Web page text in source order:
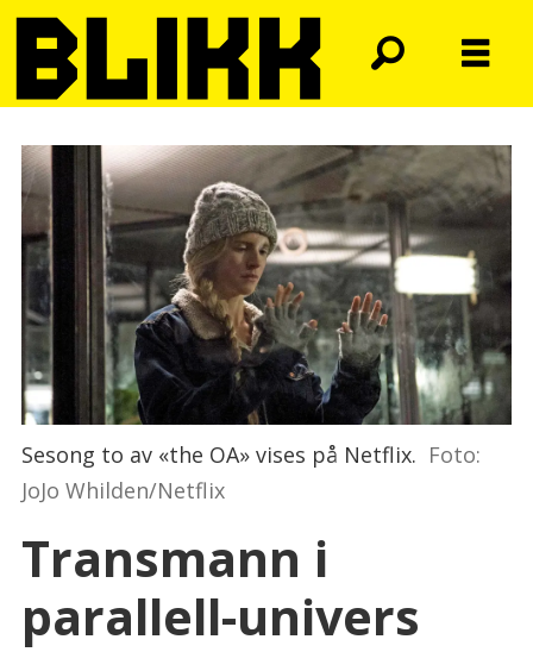
Sesong to av «the OA» vises på Netflix. Foto:
JoJo Whilden/Netflix
Transmann i
parallell-univers